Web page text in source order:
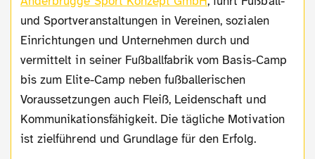
und Sportveranstaltungen in Vereinen, sozialen
Einrichtungen und Unternehmen durch und
vermittelt in seiner Fußballfabrik vom Basis-Camp
bis zum Elite-Camp neben fußballerischen
Voraussetzungen auch Fleiß, Leidenschaft und
Kommunikationsfähigkeit. Die tägliche Motivation
ist zielführend und Grundlage für den Erfolg.